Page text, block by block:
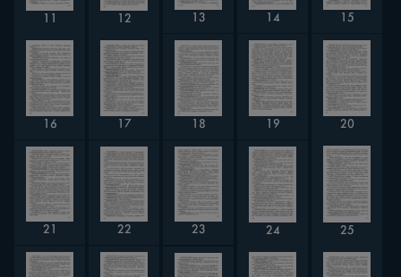
11 12 13 14 15
16 17 18 19 20
21 22 23 24 25